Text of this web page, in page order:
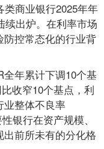
类商业银行2025年年
续出炉。在利率市场
控常态化的行业背
年累计下调10个基
收窄10个基点，利
业整体不良率
银行在资产规模、
前所未有的分化格